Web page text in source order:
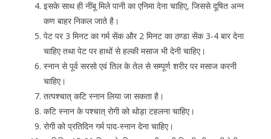
इसके साथ ही नींबू मिले पानी का एनिमा देना चाहिए, जिससे दूषित अन्न
कण बाहर निकल जाते है।
पेट पर 3 मिनट का गर्म सेंक और 2 मिनट का ठण्डा सेंक 3-4 बार देना
चाहिए तथा पेट पर हाथों से हल्की मसाज भी देनी चाहिए।
स्नान से पूर्व सरसो एवं तिल के तेल से सम्पूर्ण शरीर पर मसाज करनी
चाहिए।
तत्पश्चात् कटि स्नान लिया जा सकता है।
कटि स्नान के पश्चात् रोगी को थोड़ा टहलना चाहिए।
रोगी को प्रतिदिन गर्म पाद-स्नान देना चाहिए।